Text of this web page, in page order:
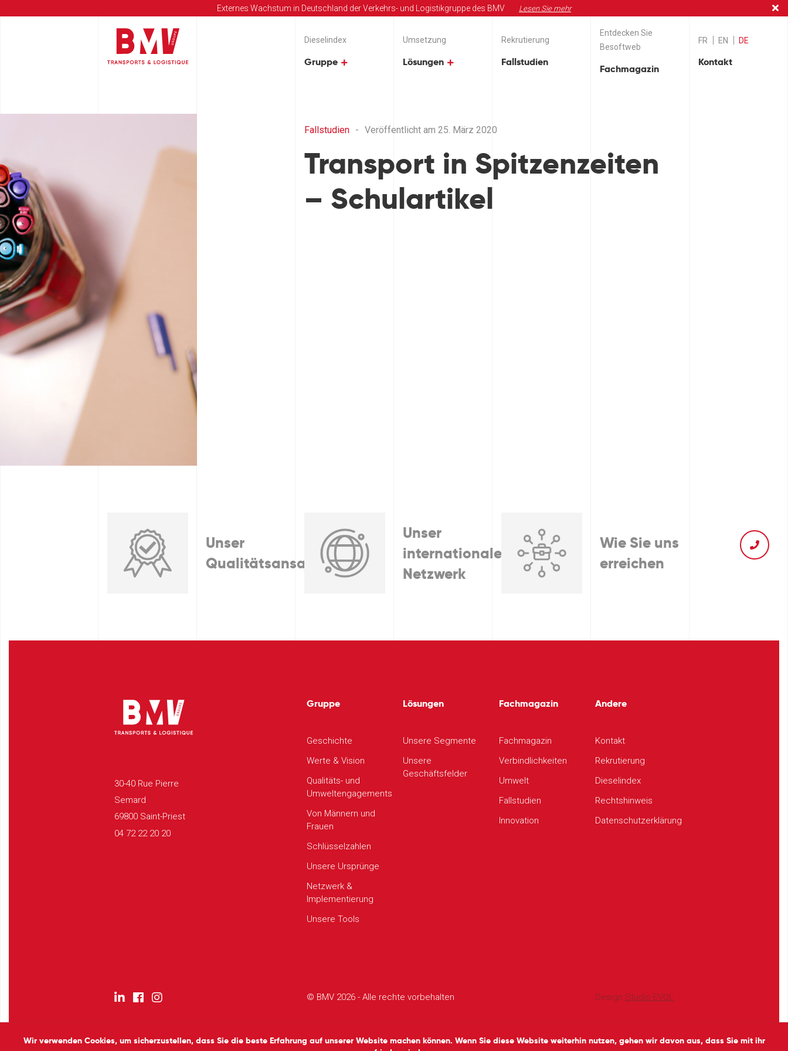
Externes Wachstum in Deutschland der Verkehrs- und Logistikgruppe des BMV Lesen Sie mehr
Dieselindex
Gruppe
Umsetzung
Lösungen
Rekrutierung
Fallstudien
Entdecken Sie
Besoftweb
Fachmagazin
FR EN DE
Kontakt
Fallstudien - Veröffentlicht am 25. März 2020
Transport in Spitzenzeiten
– Schulartikel
Unser
Qualitätsansatz
Unser
internationales
Netzwerk
Wie Sie uns
erreichen
30-40 Rue Pierre
Semard
69800 Saint-Priest
04 72 22 20 20
Gruppe
Geschichte
Werte & Vision
Qualitäts- und
Umweltengagements
Von Männern und
Frauen
Schlüsselzahlen
Unsere Ursprünge
Netzwerk &
Implementierung
Unsere Tools
Lösungen
Unsere Segmente
Unsere
Geschäftsfelder
Fachmagazin
Fachmagazin
Verbindlichkeiten
Umwelt
Fallstudien
Innovation
Andere
Kontakt
Rekrutierung
Dieselindex
Rechtshinweis
Datenschutzerklärung
© BMV 2026 - Alle rechte vorbehalten Design Studio EVOL
Wir verwenden Cookies, um sicherzustellen, dass Sie die beste Erfahrung auf unserer Website machen können. Wenn Sie diese Website weiterhin nutzen, gehen wir davon aus, dass Sie mit ihr